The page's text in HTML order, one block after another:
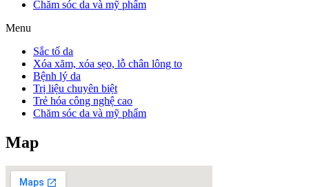
Chăm sóc da và mỹ phẩm
Menu
Sắc tố da
Xóa xăm, xóa sẹo, lỗ chân lông to
Bệnh lý da
Trị liệu chuyên biệt
Trẻ hóa công nghệ cao
Chăm sóc da và mỹ phẩm
Map